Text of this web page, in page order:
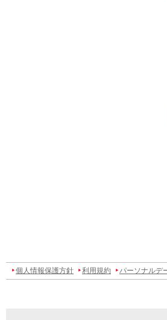
個人情報保護方針 利用規約 パーソナルデ